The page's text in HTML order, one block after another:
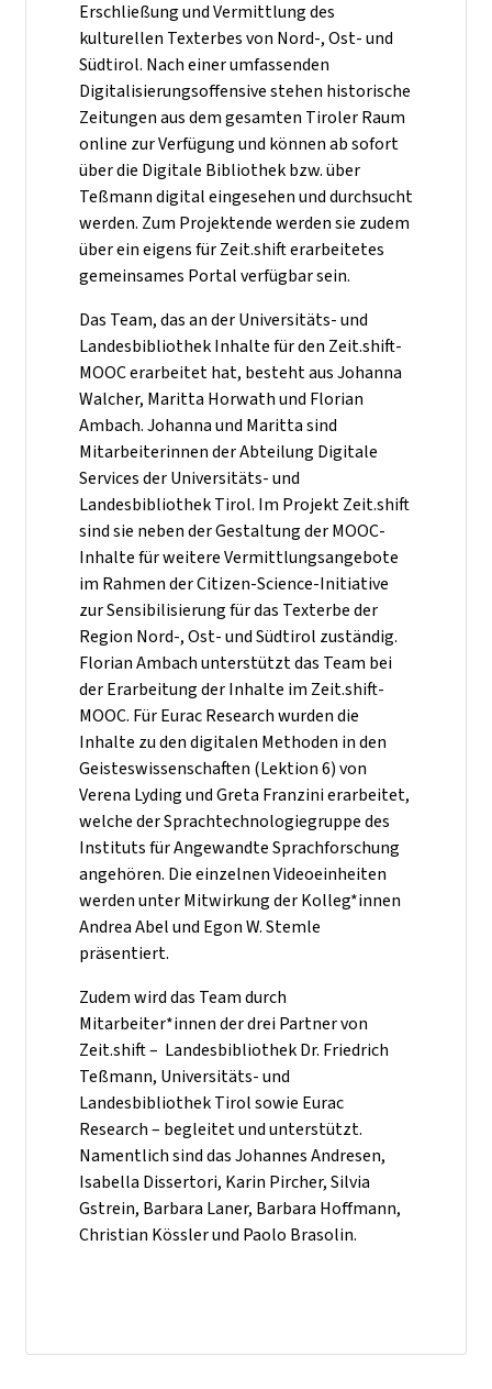
Erschließung und Vermittlung des
kulturellen Texterbes von Nord-, Ost- und
Südtirol. Nach einer umfassenden
Digitalisierungsoffensive stehen historische
Zeitungen aus dem gesamten Tiroler Raum
online zur Verfügung und können ab sofort
über die Digitale Bibliothek bzw. über
Teßmann digital eingesehen und durchsucht
werden. Zum Projektende werden sie zudem
über ein eigens für Zeit.shift erarbeitetes
gemeinsames Portal verfügbar sein.
Das Team, das an der Universitäts- und
Landesbibliothek Inhalte für den Zeit.shift-
MOOC erarbeitet hat, besteht aus Johanna
Walcher, Maritta Horwath und Florian
Ambach. Johanna und Maritta sind
Mitarbeiterinnen der Abteilung Digitale
Services der Universitäts- und
Landesbibliothek Tirol. Im Projekt Zeit.shift
sind sie neben der Gestaltung der MOOC-
Inhalte für weitere Vermittlungsangebote
im Rahmen der Citizen-Science-Initiative
zur Sensibilisierung für das Texterbe der
Region Nord-, Ost- und Südtirol zuständig.
Florian Ambach unterstützt das Team bei
der Erarbeitung der Inhalte im Zeit.shift-
MOOC. Für Eurac Research wurden die
Inhalte zu den digitalen Methoden in den
Geisteswissenschaften (Lektion 6) von
Verena Lyding und Greta Franzini erarbeitet,
welche der Sprachtechnologiegruppe des
Instituts für Angewandte Sprachforschung
angehören. Die einzelnen Videoeinheiten
werden unter Mitwirkung der Kolleg*innen
Andrea Abel und Egon W. Stemle
präsentiert.
Zudem wird das Team durch
Mitarbeiter*innen der drei Partner von
Zeit.shift – Landesbibliothek Dr. Friedrich
Teßmann, Universitäts- und
Landesbibliothek Tirol sowie Eurac
Research – begleitet und unterstützt.
Namentlich sind das Johannes Andresen,
Isabella Dissertori, Karin Pircher, Silvia
Gstrein, Barbara Laner, Barbara Hoffmann,
Christian Kössler und Paolo Brasolin.